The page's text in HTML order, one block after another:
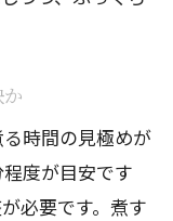
時間の見極めが
度が目安です
必要です。煮す